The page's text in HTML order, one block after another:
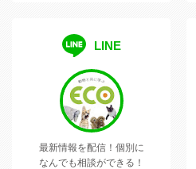
LINE
最新情報を配信！ 個別に
なんでも相談ができる！